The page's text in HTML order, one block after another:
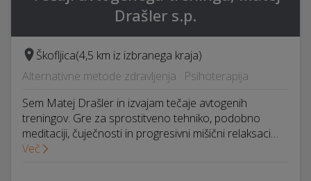
Drašler s.p.
Škofljica(4,5 km iz izbranega kraja)
Alternativne metode zdravljenja · Psihoterapija
Sem Matej Drašler in izvajam tečaje avtogenih
treningov. Gre za sprostitveno tehniko, podobno
meditaciji, čuječnosti in progresivni mišični relaksaci…
Več